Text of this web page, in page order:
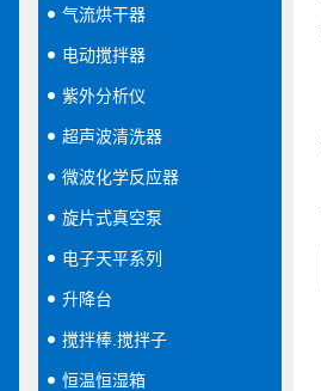
气流烘干器
电动搅拌器
紫外分析仪
超声波清洗器
微波化学反应器
旋片式真空泵
电子天平系列
升降台
搅拌棒.搅拌子
恒温恒湿箱